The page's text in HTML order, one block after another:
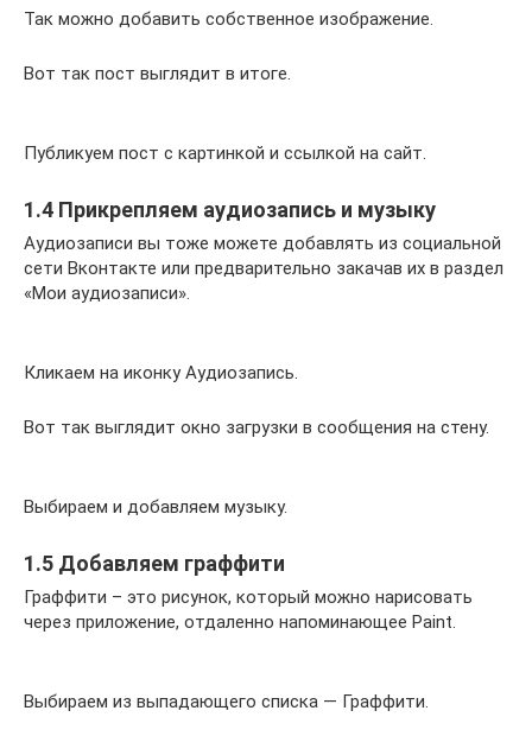
Так можно добавить собственное изображение.
Вот так пост выглядит в итоге.
Публикуем пост с картинкой и ссылкой на сайт.
1.4 Прикрепляем аудиозапись и музыку
Аудиозаписи вы тоже можете добавлять из социальной
сети Вконтакте или предварительно закачав их в раздел
«Мои аудиозаписи».
Кликаем на иконку Аудиозапись.
Вот так выглядит окно загрузки в сообщения на стену.
Выбираем и добавляем музыку.
1.5 Добавляем граффити
Граффити – это рисунок, который можно нарисовать
через приложение, отдаленно напоминающее Paint.
Выбираем из выпадающего списка — Граффити.